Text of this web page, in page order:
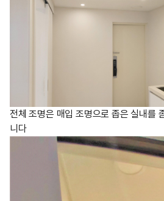
전체 조명은 매입 조명으로 좁은 실내를
니다